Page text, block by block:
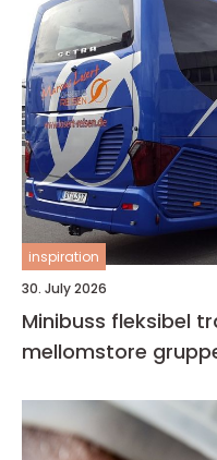
inspiration
30. July 2026
Minibuss fleksibel transport for små og
mellomstore